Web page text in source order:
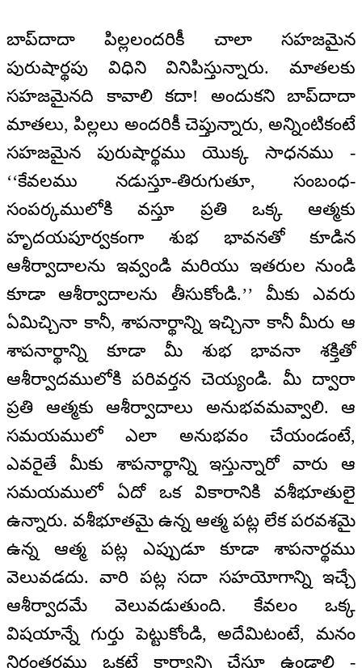
బాప్‌దాదా పిల్లలందరికీ చాలా సహజమైన
పురుషార్థపు విధిని వినిపిస్తున్నారు. మాతలకు
సహజమైనది కావాలి కదా! అందుకని బాప్‌దాదా
మాతలు, పిల్లలు అందరికీ చెప్తున్నారు, అన్నింటికంటే
సహజమైన పురుషార్థము యొక్క సాధనము -
‘‘కేవలము నడుస్తూ-తిరుగుతూ, సంబంధ-
సంపర్కములోకి వస్తూ ప్రతి ఒక్క ఆత్మకు
హృదయపూర్వకంగా శుభ భావనతో కూడిన
ఆశీర్వాదాలను ఇవ్వండి మరియు ఇతరుల నుండి
కూడా ఆశీర్వాదాలను తీసుకోండి.’’ మీకు ఎవరు
ఏమిచ్చినా కానీ, శాపనార్థాన్ని ఇచ్చినా కానీ మీరు ఆ
శాపనార్థాన్ని కూడా మీ శుభ భావనా శక్తితో
ఆశీర్వాదములోకి పరివర్తన చెయ్యండి. మీ ద్వారా
ప్రతి ఆత్మకు ఆశీర్వాదాలు అనుభవమవ్వాలి. ఆ
సమయములో ఎలా అనుభవం చేయండంటే,
ఎవరైతే మీకు శాపనార్థాన్ని ఇస్తున్నారో వారు ఆ
సమయములో ఏదో ఒక వికారానికి వశీభూతులై
ఉన్నారు. వశీభూతమై ఉన్న ఆత్మ పట్ల లేక పరవశమై
ఉన్న ఆత్మ పట్ల ఎప్పుడూ కూడా శాపనార్థము
వెలువడదు. వారి పట్ల సదా సహయోగాన్ని ఇచ్చే
ఆశీర్వాదమే వెలువడుతుంది. కేవలం ఒక్క
విషయాన్నే గుర్తు పెట్టుకోండి, అదేమిటంటే, మనం
నిరంతరము ఒకటే కార్యాన్ని చేస్తూ ఉండాలి -